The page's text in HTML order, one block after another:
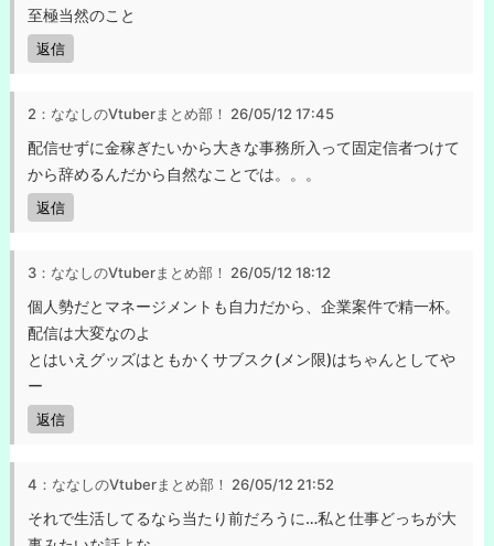
至極当然のこと
返信
2：ななしのVtuberまとめ部！ 26/05/12 17:45
配信せずに金稼ぎたいから大きな事務所入って固定信者つけて
から辞めるんだから自然なことでは。。。
返信
3：ななしのVtuberまとめ部！ 26/05/12 18:12
個人勢だとマネージメントも自力だから、企業案件で精一杯。
配信は大変なのよ
とはいえグッズはともかくサブスク(メン限)はちゃんとしてや
ー
返信
4：ななしのVtuberまとめ部！ 26/05/12 21:52
それで生活してるなら当たり前だろうに…私と仕事どっちが大